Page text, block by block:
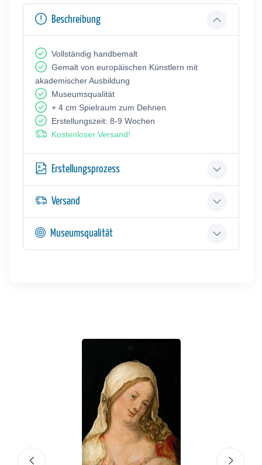
Beschreibung
Vollständig handbemalt
Gemalt von europäischen Künstlern mit
akademischer Ausbildung
Museumsqualität
+ 4 cm Spielraum zum Dehnen
Erstellungszeit: 8-9 Wochen
Kostenloser Versand!
Erstellungsprozess
Versand
Museumsqualität